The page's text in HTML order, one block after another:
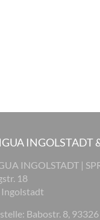
INGOLSTADT
INGOLSTADT |
18
Babostr. 8,